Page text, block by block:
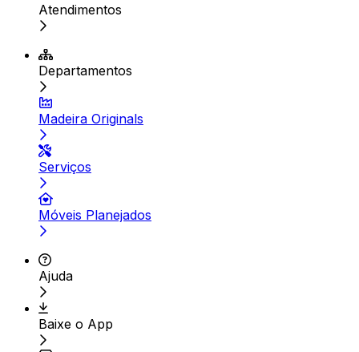
Atendimentos
Departamentos
Madeira Originals
Serviços
Móveis Planejados
Ajuda
Baixe o App